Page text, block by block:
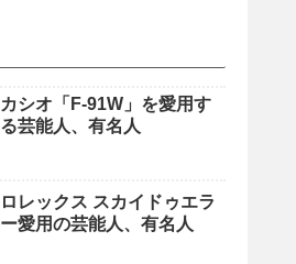
カシオ「F-91W」を愛用す
る芸能人、有名人
ロレックス スカイドゥエラ
ー愛用の芸能人、有名人